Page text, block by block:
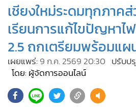
• ภาคใต้
ภูมิภาค
Online Section
• บันเทิง
ผู้จัดการรายวัน
• ละคร
เชียงใหม่ระดมทุกภาค
เรียนการแก้ไขปัญหาไ
2.5 ถกเตรียมพร้อมแ
เผยแพร่: 9 ก.ค. 2569 20:30 ปรับป
โดย: ผู้จัดการออนไลน์